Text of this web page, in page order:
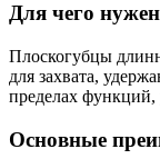
Для чего нужен
Плоскогубцы
для захвата,
пределах функций,
Основные